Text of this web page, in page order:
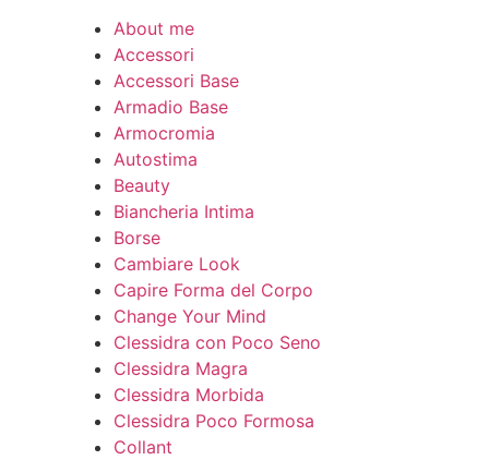
About me
Accessori
Accessori Base
Armadio Base
Armocromia
Autostima
Beauty
Biancheria Intima
Borse
Cambiare Look
Capire Forma del Corpo
Change Your Mind
Clessidra con Poco Seno
Clessidra Magra
Clessidra Morbida
Clessidra Poco Formosa
Collant